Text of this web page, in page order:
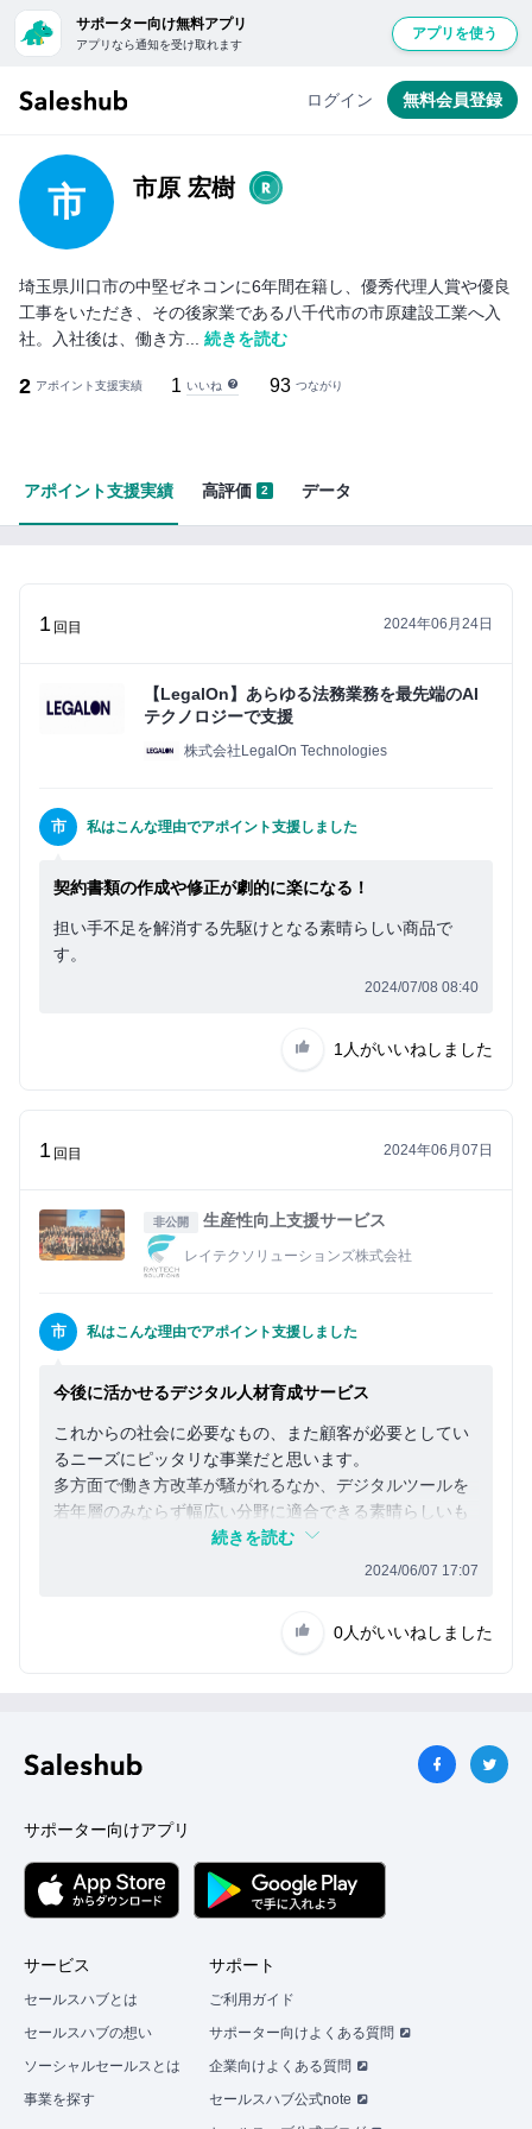
サポーター向け無料アプリ
アプリなら通知を受け取れます
アプリを使う
ログイン 無料会員登録
市 市原 宏樹
埼玉県川口市の中堅ゼネコンに6年間在籍し、優秀代理人賞や優良
工事をいただき、その後家業である八千代市の市原建設工業へ入
社。入社後は、働き方...
続きを読む
2 アポイント支援実績 1 いいね 93 つながり
アポイント支援実績 高評価 2 データ
1 回目 2024年06月24日
【LegalOn】あらゆる法務業務を最先端のAI
テクノロジーで支援
株式会社LegalOn Technologies
市 私はこんな理由でアポイント支援しました
契約書類の作成や修正が劇的に楽になる！
担い手不足を解消する先駆けとなる素晴らしい商品で
す。
2024/07/08 08:40
1人がいいねしました
1 回目 2024年06月07日
非公開 生産性向上支援サービス
レイテクソリューションズ株式会社
市 私はこんな理由でアポイント支援しました
今後に活かせるデジタル人材育成サービス
これからの社会に必要なもの、また顧客が必要としてい
るニーズにピッタリな事業だと思います。
多方面で働き方改革が騒がれるなか、デジタルツールを
若年層のみならず幅広い分野に適合できる素晴らしいも
続きを読む
2024/06/07 17:07
0人がいいねしました
無
料
員
登
録
し
ロ
グ
ン
と
で
よ
な
り
す
サポーター向けアプリ
サービス
セールスハブとは
セールスハブの想い
ソーシャルセールスとは
事業を探す
サポート
ご利用ガイド
サポーター向けよくある質問
企業向けよくある質問
セールスハブ公式note